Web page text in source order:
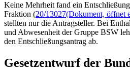
Keine Mehrheit fand ein
Fraktion (20/13027(Dokument, öffnet
stellten nur die Antragsteller. Bei
und Abwesenheit der Gruppe BSW
den Entschließungsantrag ab.
Gesetzentwurf der